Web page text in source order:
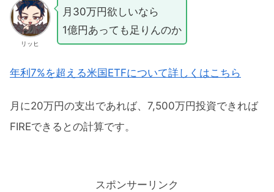
リッヒ
月30万円欲しいなら
1億円あっても足りんのか
年利7%を超える米国ETFについて詳しくはこちら
月に20万円の支出であれば、7,500万円投資できれば
FIREできるとの計算です。
スポンサーリンク